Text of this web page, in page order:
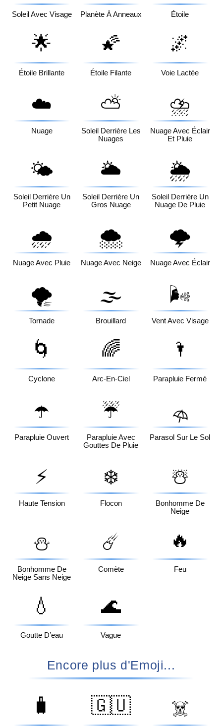
Soleil Avec Visage Planète À Anneaux Étoile
🌟
Étoile Brillante
🌠
Étoile Filante
🌌
Voie Lactée
☁️
Nuage
⛅
Soleil Derrière Les
Nuages
⛈️
Nuage Avec Éclair
Et Pluie
🌤️
Soleil Derrière Un
Petit Nuage
🌥️
Soleil Derrière Un
Gros Nuage
🌦️
Soleil Derrière Un
Nuage De Pluie
🌧️
Nuage Avec Pluie
🌨️
Nuage Avec Neige
🌩️
Nuage Avec Éclair
🌪️
Tornade
🌫️
Brouillard
🌬️
Vent Avec Visage
🌀
Cyclone
🌈
Arc-En-Ciel
🌂
Parapluie Fermé
☂️
Parapluie Ouvert
☔
Parapluie Avec
Gouttes De Pluie
⛱️
Parasol Sur Le Sol
⚡
Haute Tension
❄️
Flocon
☃️
Bonhomme De
Neige
⛄
Bonhomme De
Neige Sans Neige
☄️
Comète
🔥
Feu
💧
Goutte D’eau
🌊
Vague
Encore plus d'Emoji...
🧳 🇬🇺 ☠️